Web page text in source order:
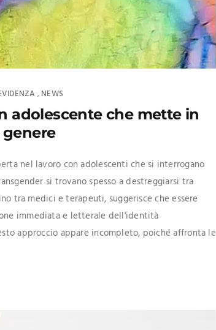
, NEWS
adolescente che mette in
nel lavoro con adolescenti che si interrogano
si trovano spesso a destreggiarsi tra
tra medici e terapeuti, suggerisce che essere
immediata e letterale dell'identità
approccio appare incompleto, poiché affronta le